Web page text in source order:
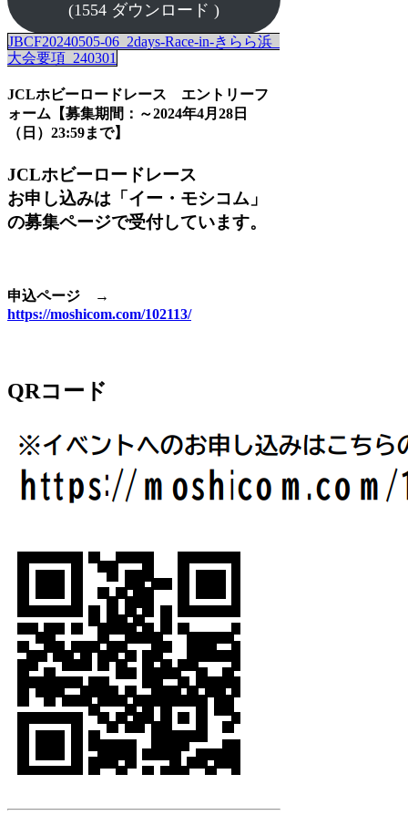
(1554 ダウンロード )
JBCF20240505-06_2days-Race-in-きらら浜_
大会要項_240301
JCLホビーロードレース エントリーフ
ォーム【募集期間：～2024年4月28日
（日）23:59まで】
JCLホビーロードレース
お申し込みは「イー・モシコム」
の募集ページで受付しています。
申込ページ →
https://moshicom.com/102113/
QRコード